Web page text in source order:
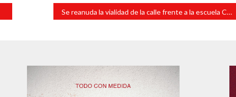
Se reanuda la vialidad de la calle frente a la escuela CBTIS 77 en Lerdo de Tejada